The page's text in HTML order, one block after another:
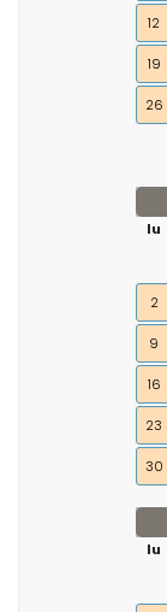
12
19
26
lu
2
9
16
23
30
lu